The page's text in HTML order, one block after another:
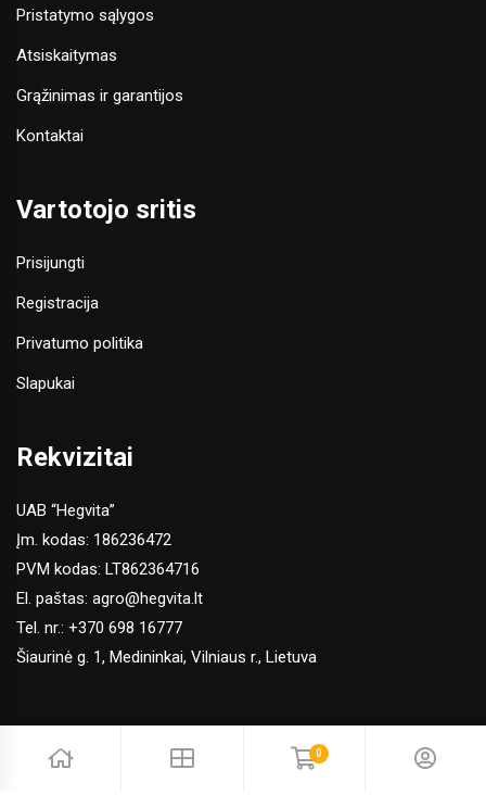
Pristatymo sąlygos
Atsiskaitymas
Grąžinimas ir garantijos
Kontaktai
Vartotojo sritis
Prisijungti
Registracija
Privatumo politika
Slapukai
Rekvizitai
UAB “Hegvita”
Įm. kodas: 186236472
PVM kodas: LT862364716
El. paštas: agro@hegvita.lt
Tel. nr.: +370 698 16777
Šiaurinė g. 1, Medininkai, Vilniaus r., Lietuva
0